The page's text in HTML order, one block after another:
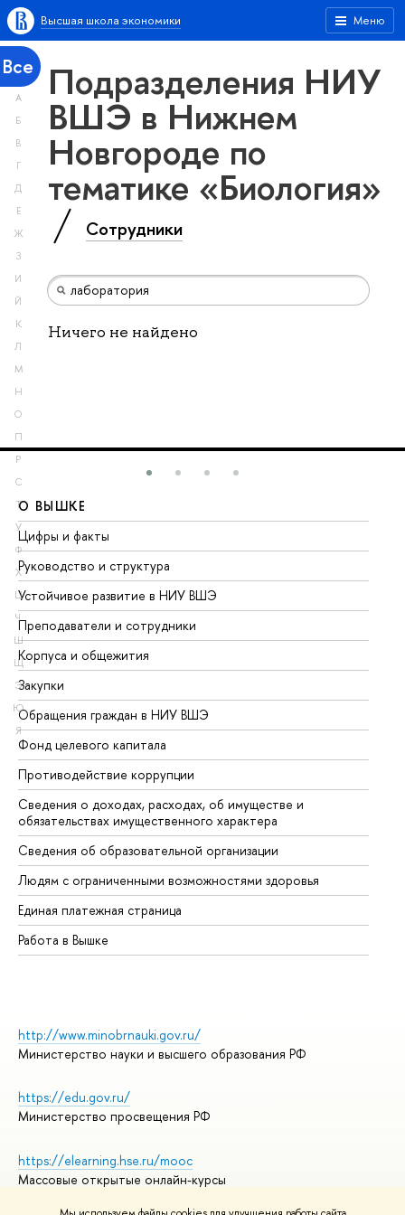
Меню
Высшая школа экономики
Все
А
Б
В
Г
Д
Е
Ж
З
И
Й
К
Л
М
Н
О
П
Р
С
Т
У
Ф
Х
Ц
Ч
Ш
Щ
Э
Ю
Я
Подразделения НИУ
ВШЭ в Нижнем
Новгороде по
тематике «Биология»
Сотрудники
Ничего не найдено
О ВЫШКЕ
Цифры и факты
Руководство и структура
Устойчивое развитие в НИУ ВШЭ
Преподаватели и сотрудники
Корпуса и общежития
Закупки
Обращения граждан в НИУ ВШЭ
Фонд целевого капитала
Противодействие коррупции
Сведения о доходах, расходах, об имуществе и
обязательствах имущественного характера
Сведения об образовательной организации
Людям с ограниченными возможностями здоровья
Единая платежная страница
Работа в Вышке
http://www.minobrnauki.gov.ru/
Министерство науки и высшего образования РФ
https://edu.gov.ru/
Министерство просвещения РФ
https://elearning.hse.ru/mooc
Массовые открытые онлайн-курсы